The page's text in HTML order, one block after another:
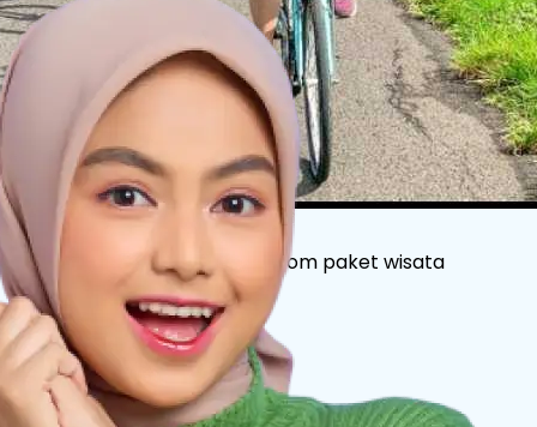
Untuk detail itinerary & kustom paket wisata
hubungi kami :
+62 811 2527 997